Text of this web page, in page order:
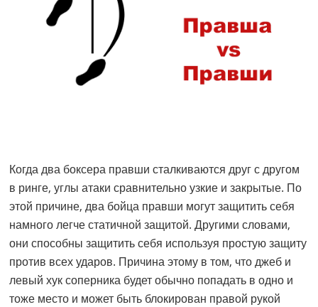
Когда два боксера правши сталкиваются друг с другом
в ринге, углы атаки сравнительно узкие и закрытые. По
этой причине, два бойца правши могут защитить себя
намного легче статичной защитой. Другими словами,
они способны защитить себя используя простую защиту
против всех ударов. Причина этому в том, что джеб и
левый хук соперника будет обычно попадать в одно и
тоже место и может быть блокирован правой рукой